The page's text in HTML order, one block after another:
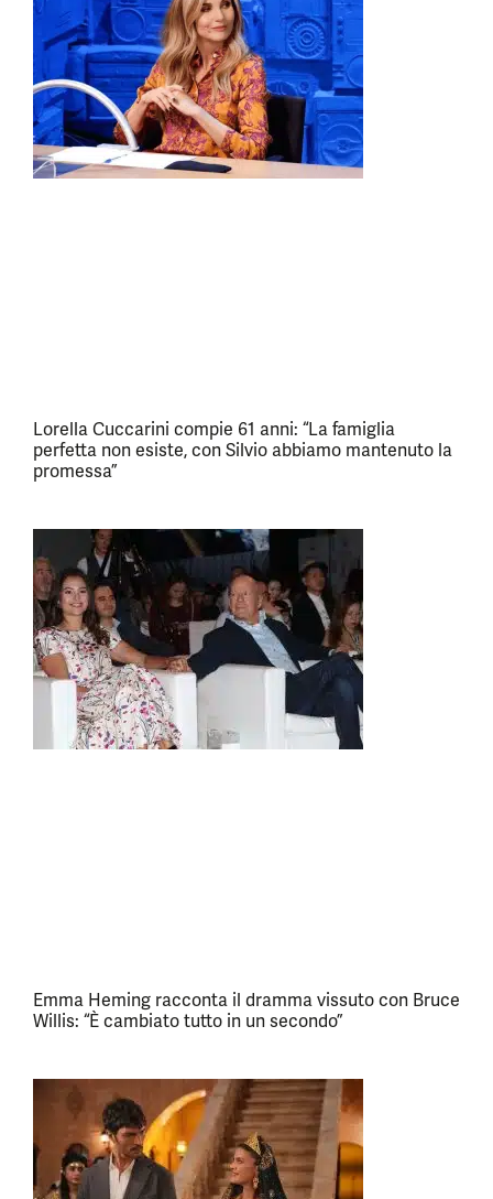
Lorella Cuccarini compie 61 anni: “La famiglia
perfetta non esiste, con Silvio abbiamo mantenuto la
promessa”
Emma Heming racconta il dramma vissuto con Bruce
Willis: “È cambiato tutto in un secondo”